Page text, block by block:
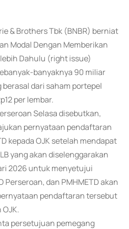
& Brothers Tbk (BNBR) berniat
Modal Dengan Memberikan
Dahulu (right issue)
banyaknya 90 miliar
berasal dari saham portepel
per lembar.
Selasa disebutkan,
pernyataan pendaftaran
kepada OJK setelah mendapat
yang akan diselenggarakan
2026 untuk menyetujui
Perseroan, dan PMHMETD akan
pendaftaran tersebut
persetujuan pemegang